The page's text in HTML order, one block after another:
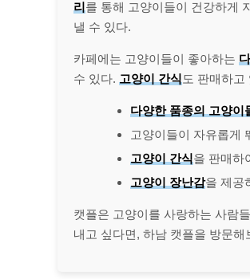
리를 통해 고양이들이 건강하게
낼 수 있다.
카페에는 고양이들이 좋아하는
수 있다. 고양이 간식 도 판매하고
다양한 품종의 고양이
고양이들이 자유롭게
고양이 간식을 판매하
고양이 장난감을 제공
캣플은 고양이를 사랑하는 사람
내고 싶다면, 하남 캣플을 방문해